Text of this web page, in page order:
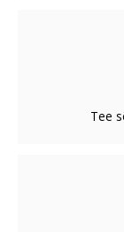
Tee